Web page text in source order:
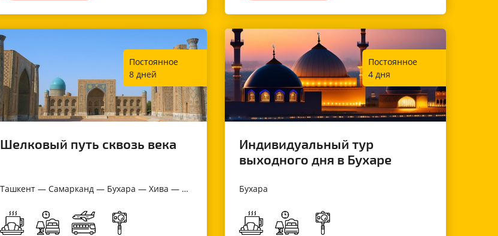
Постоянное
8 дней
Шелковый путь сквозь века
Ташкент — Самарканд — Бухара — Хива — Ургенч
Постоянное
4 дня
Индивидуальный тур
выходного дня в Бухаре
Бухара